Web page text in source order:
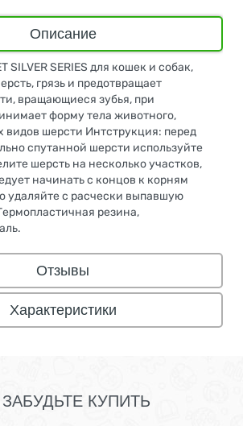
Описание
SILVER SERIES для кошек и собак,
грязь и предотвращает
вращающиеся зубья, при
форму тела животного,
видов шерсти Интструкция: перед
спутанной шерсти используйте
шерсть на несколько участков,
начинать с концов к корням
удаляйте с расчески выпавшую
резина,
Отзывы
Характеристики
КУПИТЬ